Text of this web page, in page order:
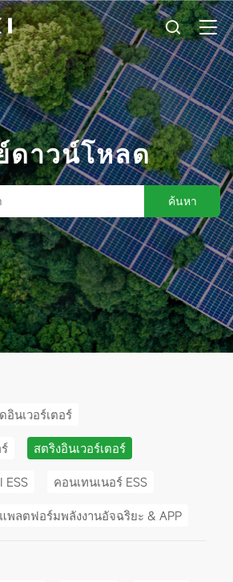
ดาวน์โหลด
ค้นหา
อินเวอร์เตอร์
สตริงอินเวอร์เตอร์
ESS คอนเทนเนอร์ ESS
แพลตฟอร์มพลังงานอัจฉริยะ & APP